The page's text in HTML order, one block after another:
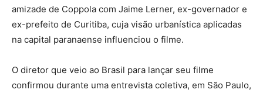
amizade de Coppola com Jaime Lerner, ex-governador e
ex-prefeito de Curitiba, cuja visão urbanística aplicadas
na capital paranaense influenciou o filme.
O diretor que veio ao Brasil para lançar seu filme
confirmou durante uma entrevista coletiva, em São Paulo,